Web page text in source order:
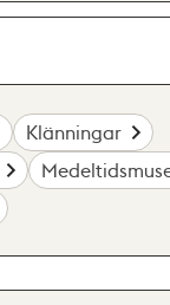
Klänningar